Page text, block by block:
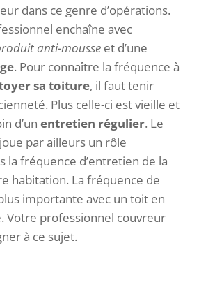
dans ce genre d’opérations.
enchaîne avec
anti-mousse et d’une
. Pour connaître la fréquence à
sa toiture, il faut tenir
Plus celle-ci est vieille et
d’un entretien régulier. Le
par ailleurs un rôle
la fréquence d’entretien de la
habitation. La fréquence de
importante avec un toit en
Votre professionnel couvreur
à ce sujet.